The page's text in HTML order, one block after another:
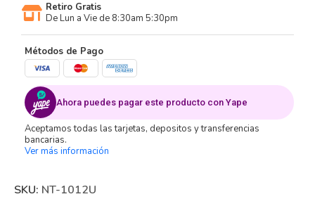
Retiro Gratis
De Lun a Vie de 8:30am 5:30pm
Métodos de Pago
Ahora puedes pagar este producto con Yape
Aceptamos todas las tarjetas, depositos y transferencias
bancarias.
Ver más información
SKU: NT-1012U